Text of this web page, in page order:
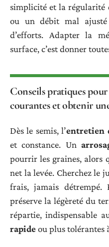
simplicité et la régularité
ou un débit mal
d’efforts. Adapter la
surface, c’est donner
Conseils pratiques
courantes et obtenir
Dès le semis, l’entretien
et constance. Un
pourrir les graines, alors
net la levée. Cherchez le
frais, jamais
préserve la légèreté du
répartie, indispensable
rapideou plus tolérantes